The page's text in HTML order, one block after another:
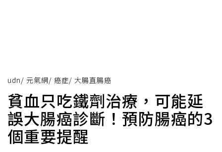
udn/ 元氣網/ 癌症/ 大腸直腸癌
貧血只吃鐵劑治療，可能延
誤大腸癌診斷！預防腸癌的3
個重要提醒